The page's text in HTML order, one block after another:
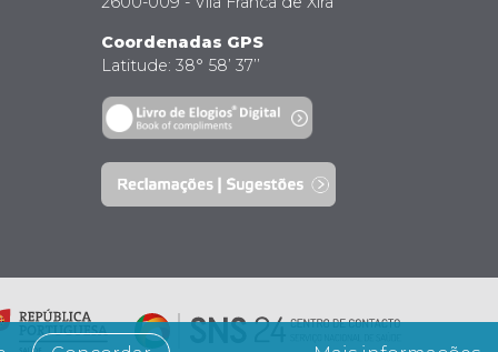
Coordenadas GPS
Latitude: 38° 58’ 37’’